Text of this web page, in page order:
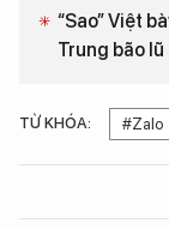
“Sao” Việt
Trung bão lũ
TỪ KHÓA: #Zalo